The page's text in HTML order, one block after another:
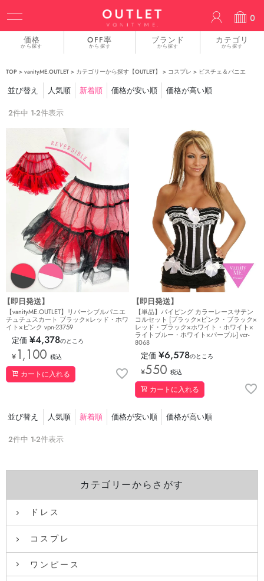
0
価格
から探す
OFF率
から探す
ブランド
から探す
カテゴリ
から探す
TOP vanityME.OUTLET カテゴリーから探す【OUTLET】 コスプレ ビスチェ＆パニエ
並び替え 人気順 新着順 価格が安い順
価格が高い順
2件中 1-2件表示
【即日発送】
【vanityME.OUTLET】リバーシブルパニエ
チュチュスカート ブラック×レッド・ホワ
イト×ピンク vpn-23759
定価 ¥4,378のところ
¥1,100 税込
カートに入れる
【即日発送】
【単品】パイピング カラーレースサテン
コルセット [ブラック×ピンク・ブラック×
レッド・ブラック×ホワイト・ホワイト×
ライトブルー・ホワイト×パープル] vcr-
8068
定価 ¥6,578のところ
¥550 税込
カートに入れる
並び替え 人気順 新着順 価格が安い順
価格が高い順
2件中 1-2件表示
カテゴリーからさがす
ドレス
コスプレ
ワンピース